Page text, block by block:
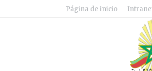
Página de inicio